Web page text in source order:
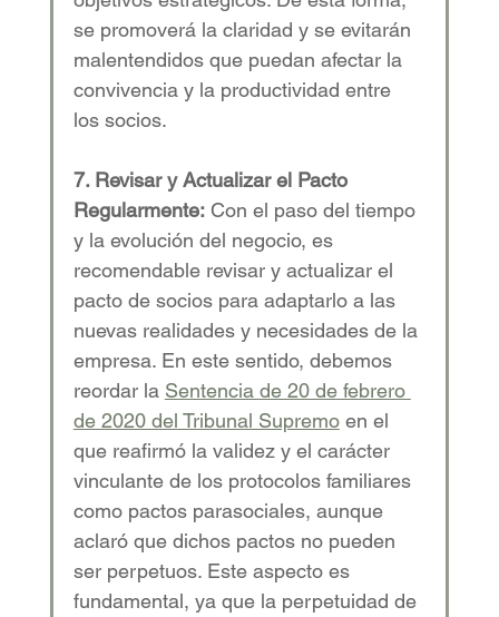
se promoverá la claridad y se evitarán
malentendidos que puedan afectar la
convivencia y la productividad entre
los socios.
7. Revisar y Actualizar el Pacto
Regularmente: Con el paso del tiempo
y la evolución del negocio, es
recomendable revisar y actualizar el
pacto de socios para adaptarlo a las
nuevas realidades y necesidades de la
empresa. En este sentido, debemos
reordar la Sentencia de 20 de febrero
de 2020 del Tribunal Supremo en el
que reafirmó la validez y el carácter
vinculante de los protocolos familiares
como pactos parasociales, aunque
aclaró que dichos pactos no pueden
ser perpetuos. Este aspecto es
fundamental, ya que la perpetuidad de